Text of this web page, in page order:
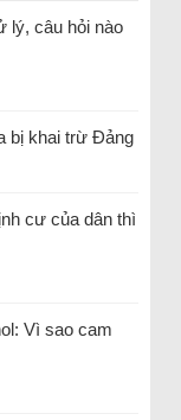
lý, câu hỏi nào
bị khai trừ Đảng
cư của dân thì
Vì sao cam